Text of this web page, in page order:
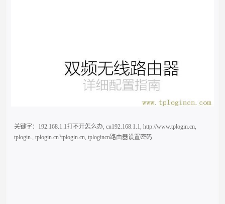
关键字： 192.168.1.1打不开怎么办,cn192.168.1.1,http://www.tplogin.cn,
tplogin.,tplogin.cn?tplogin.cn,tplogincn路由器设置密码